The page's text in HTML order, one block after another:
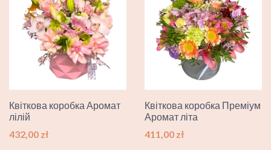
Квіткова коробка Аромат
лілій
Ціна
432,00 zł
Квіткова коробка Преміум
Аромат літа
Ціна
411,00 zł